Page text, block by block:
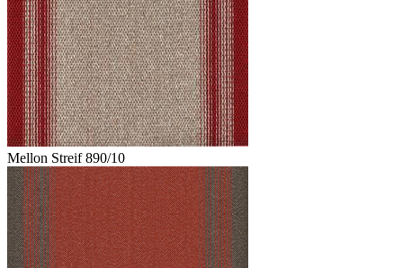
Mellon Streif 890/10